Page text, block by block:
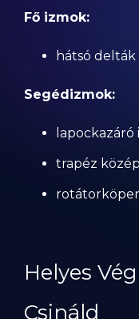
Fő izmok:
hátsó
Segédizmok:
trapéz
Helyes
Csináld